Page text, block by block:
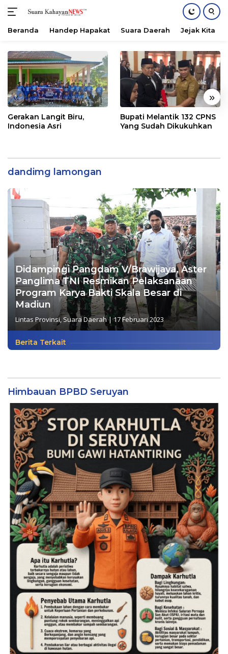
konten
Beranda Handep Hapakat Suara Daerah Jejak Kita
« »
Gerakan Langit Biru,
Indonesia Asri
Bupati Melantik 132 CPNS
Yang Sudah Dikukuhkan
dandimg lamongan
Didampingi Pangdam V/Brawijaya, Aster
Panglima TNI Resmikan Pelaksanaan
Program Karya Bakti Skala Besar di
Madiun
Lintas Provinsi, Suara Daerah|17 Februari 2023
Berita Terkait
Himbauan BPBD Seruyan